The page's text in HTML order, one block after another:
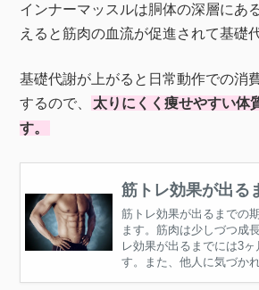
インナーマッスルは胴体の深層にあ
えると筋肉の血流が促進されて基礎
基礎代謝が上がると日常動作での消
するので、
太りにくく痩せやすい体
す。
筋トレ効果が出る
筋トレ効果が出るまでの
ます。筋肉は少しづつ成
レ効果が出るまでには3
す。また、他人に気づか